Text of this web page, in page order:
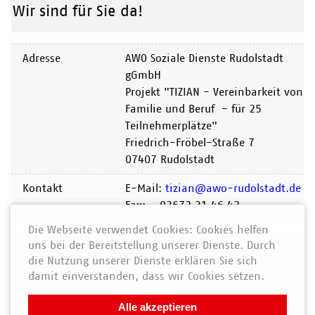
Wir sind für Sie da!
Adresse
AWO Soziale Dienste Rudolstadt
gGmbH
Projekt "TIZIAN - Vereinbarkeit von
Familie und Beruf - für 25
Teilnehmerplätze"
Friedrich-Fröbel-Straße 7
07407 Rudolstadt
Kontakt E-Mail: tizian@awo-rudolstadt.de
Fax: 03672 31 46 42
Ansprechpartner
Katrin Baumann
Die Webseite verwendet Cookies: Cookies helfen
uns bei der Bereitstellung unserer Dienste. Durch
die Nutzung unserer Dienste erklären Sie sich
damit einverstanden, dass wir Cookies setzen.
Alle akzeptieren